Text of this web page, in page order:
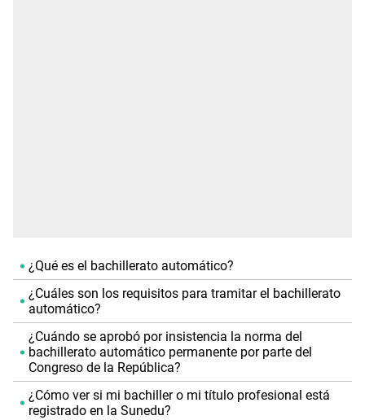
¿Qué es el bachillerato automático?
¿Cuáles son los requisitos para tramitar el bachillerato
automático?
¿Cuándo se aprobó por insistencia la norma del
bachillerato automático permanente por parte del
Congreso de la República?
¿Cómo ver si mi bachiller o mi título profesional está
registrado en la Sunedu?